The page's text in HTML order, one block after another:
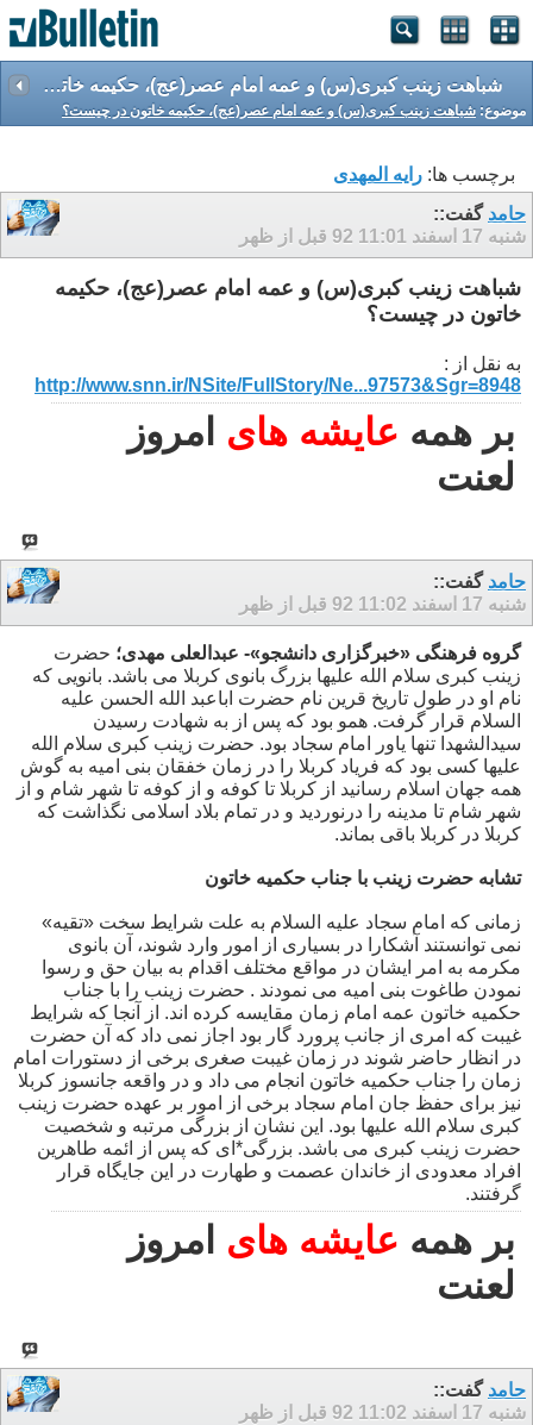
شباهت زینب کبری(س) و عمه امام عصر(عج)، حکیمه خاتون در چیست؟
موضوع: شباهت زینب کبری(س) و عمه امام عصر(عج)، حکیمه خاتون در چیست؟
برچسب ها: رایه المهدی
حامد گفت::
شنبه 17 اسفند 92
11:01 قبل از ظهر
شباهت زینب کبری(س) و عمه امام عصر(عج)، حکیمه
خاتون در چیست؟
به نقل از :
http://www.snn.ir/NSite/FullStory/Ne...97573&Sgr=8948
بر همه عایشه های امروز
لعنت
حامد گفت::
شنبه 17 اسفند 92
11:02 قبل از ظهر
گروه فرهنگی «خبرگزاری دانشجو»- عبدالعلی مهدی؛ حضرت
زینب کبری سلام الله علیها بزرگ بانوی کربلا می باشد. بانویی که
نام او در طول تاریخ قرین نام حضرت اباعبد الله الحسن علیه
السلام قرار گرفت. همو بود که پس از به شهادت رسیدن
سیدالشهدا تنها یاور امام سجاد بود. حضرت زینب کبری سلام الله
علیها کسی بود که فریاد کربلا را در زمان خفقان بنی امیه به گوش
همه جهان اسلام رسانید از کربلا تا کوفه و از کوفه تا شهر شام و از
شهر شام تا مدینه را درنوردید و در تمام بلاد اسلامی نگذاشت که
کربلا در کربلا باقی بماند.
تشابه حضرت زینب با جناب حکمیه خاتون
زمانی که امام سجاد علیه السلام به علت شرایط سخت «تقیه»
نمی توانستند آشکارا در بسیاری از امور وارد شوند، آن بانوی
مکرمه به امر ایشان در مواقع مختلف اقدام به بیان حق و رسوا
نمودن طاغوت بنی امیه می نمودند . حضرت زینب را با جناب
حکمیه خاتون عمه امام زمان مقایسه کرده اند. از آنجا که شرایط
غیبت که امری از جانب پرورد گار بود اجاز نمی داد که آن حضرت
در انظار حاضر شوند در زمان غیبت صغری برخی از دستورات امام
زمان را جناب حکمیه خاتون انجام می داد و در واقعه جانسوز کربلا
نیز برای حفظ جان امام سجاد برخی از امور بر عهده حضرت زینب
کبری سلام الله علیها بود. این نشان از بزرگی مرتبه و شخصیت
حضرت زینب کبری می باشد. بزرگی*ای که پس از ائمه طاهرین
افراد معدودی از خاندان عصمت و طهارت در این جایگاه قرار
گرفتند.
بر همه عایشه های امروز
لعنت
حامد گفت::
شنبه 17 اسفند 92
11:02 قبل از ظهر